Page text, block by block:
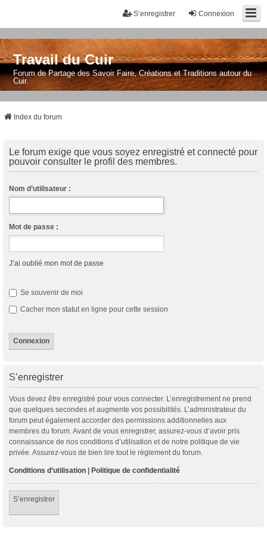
Connexion
S’enregistrer
Travail du Cuir
Forum de Partage des Savoir Faire, Créations et Traditions autour du
Cuir.
Index du forum
Le forum exige que vous soyez enregistré et connecté pour
pouvoir consulter le profil des membres.
Nom d’utilisateur :
Mot de passe :
J’ai oublié mon mot de passe
Se souvenir de moi
Cacher mon statut en ligne pour cette session
S’enregistrer
Vous devez être enregistré pour vous connecter. L’enregistrement ne prend
que quelques secondes et augmente vos possibilités. L’administrateur du
forum peut également accorder des permissions additionnelles aux
membres du forum. Avant de vous enregistrer, assurez-vous d’avoir pris
connaissance de nos conditions d’utilisation et de notre politique de vie
privée. Assurez-vous de bien lire tout le règlement du forum.
Conditions d’utilisation | Politique de confidentialité
S’enregistrer